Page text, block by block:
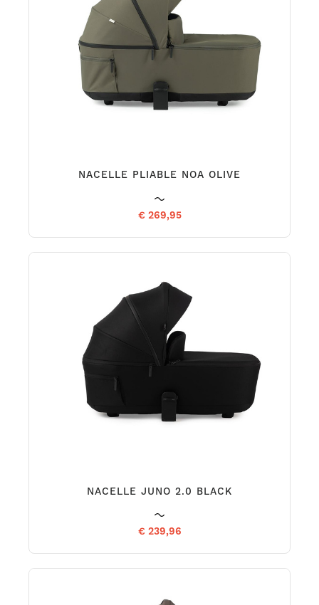
NACELLE PLIABLE NOA OLIVE
€ 269,95
NACELLE JUNO 2.0 BLACK
€ 239,96